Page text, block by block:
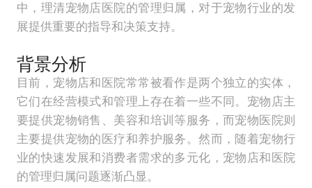
中，理清宠物店医院的管理归属，对于宠物行业的发
展提供重要的指导和决策支持。
背景分析
目前，宠物店和医院常常被看作是两个独立的实体，
它们在经营模式和管理上存在着一些不同。宠物店主
要提供宠物销售、美容和培训等服务，而宠物医院则
主要提供宠物的医疗和养护服务。然而，随着宠物行
业的快速发展和消费者需求的多元化，宠物店和医院
的管理归属问题逐渐凸显。